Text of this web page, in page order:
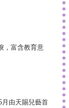
，富含教育意
由天賜兒藝首